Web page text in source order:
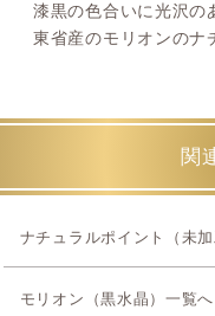
漆黒の色合いに光沢の
東省産のモリオンのナ
関
ナチュラルポイント（未
モリオン（黒水晶）一覧へ